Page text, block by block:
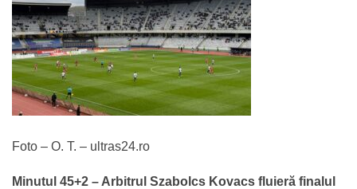
Foto – O. T. – ultras24.ro
Minutul 45+2 – Arbitrul Szabolcs Kovacs fluieră finalul